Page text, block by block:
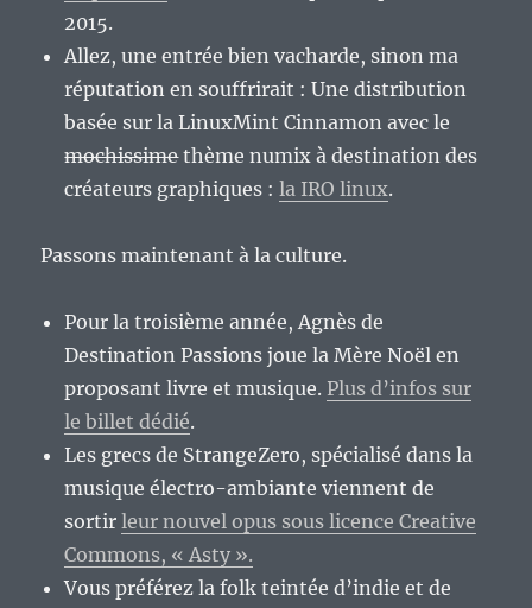
2015.
Allez, une entrée bien vacharde, sinon ma
réputation en souffrirait : Une distribution
basée sur la LinuxMint Cinnamon avec le
mochissimethème numix à destination des
créateurs graphiques :la IRO linux.
Passons maintenant à la culture.
Pour la troisième année, Agnès de
Destination Passions joue la Mère Noël en
proposant livre et musique. Plus d’infos sur
le billet dédié.
Les grecs de StrangeZero, spécialisé dans la
musique électro-ambiante viennent de
sortirleur nouvel opus sous licence Creative
Commons, « Asty ».
Vous préférez la folk teintée d’indie et de